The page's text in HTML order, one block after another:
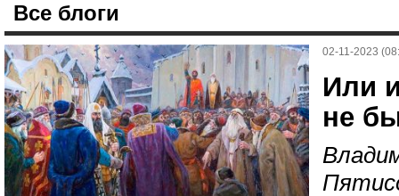
Все блоги
02-11-2023
Или
не